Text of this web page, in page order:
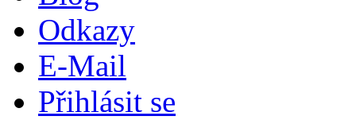
Odkazy
E-Mail
Přihlásit se